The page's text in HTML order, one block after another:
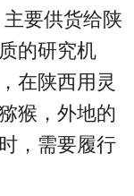
要供货给陕
的研究机
在陕西用灵
猴，外地的
，需要履行